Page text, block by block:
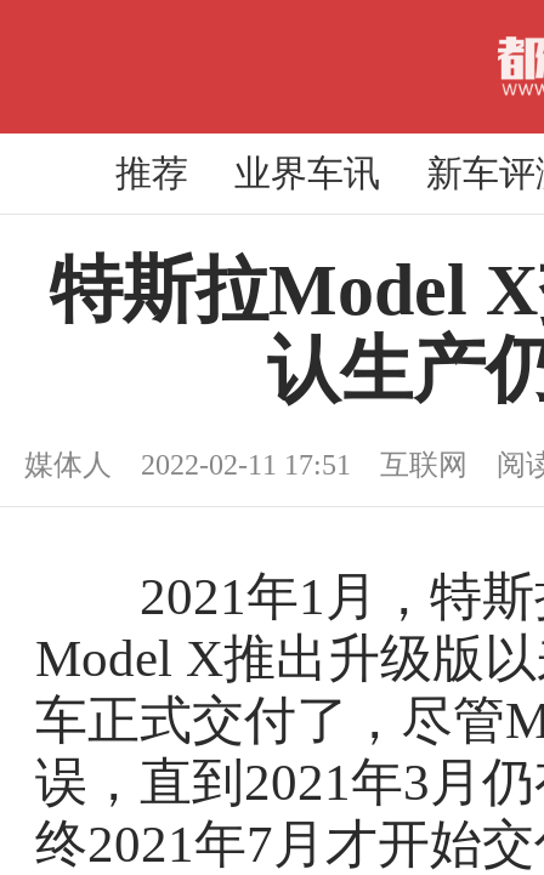
推荐 业界车讯 新车评
特斯拉Model
认生产
媒体人 2022-02-11 17:51 互联网 阅
2021年1月，特斯
Model X推出升级版
车正式交付了，尽管
误，直到2021年3月
终2021年7月才开始